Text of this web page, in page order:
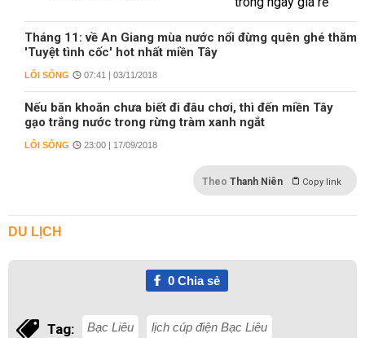
Tháng 11: về An Giang mùa nước nổi đừng quên ghé thăm
'Tuyệt tình cốc' hot nhất miền Tây
LỐI SỐNG 07:41 | 03/11/2018
Nếu băn khoăn chưa biết đi đâu chơi, thì đến miền Tây
gạo trắng nước trong rừng tràm xanh ngắt
LỐI SỐNG 23:00 | 17/09/2018
Theo Thanh Niên Copy link
DU LỊCH
0Chia sẻ
Tag: Bạc Liêu lịch cúp điện Bạc Liêu